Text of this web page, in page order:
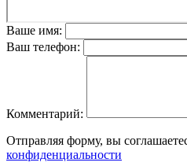
Ваше имя:
Ваш телефон:
Комментарий:
Отправляя форму, вы
конфиденциальности